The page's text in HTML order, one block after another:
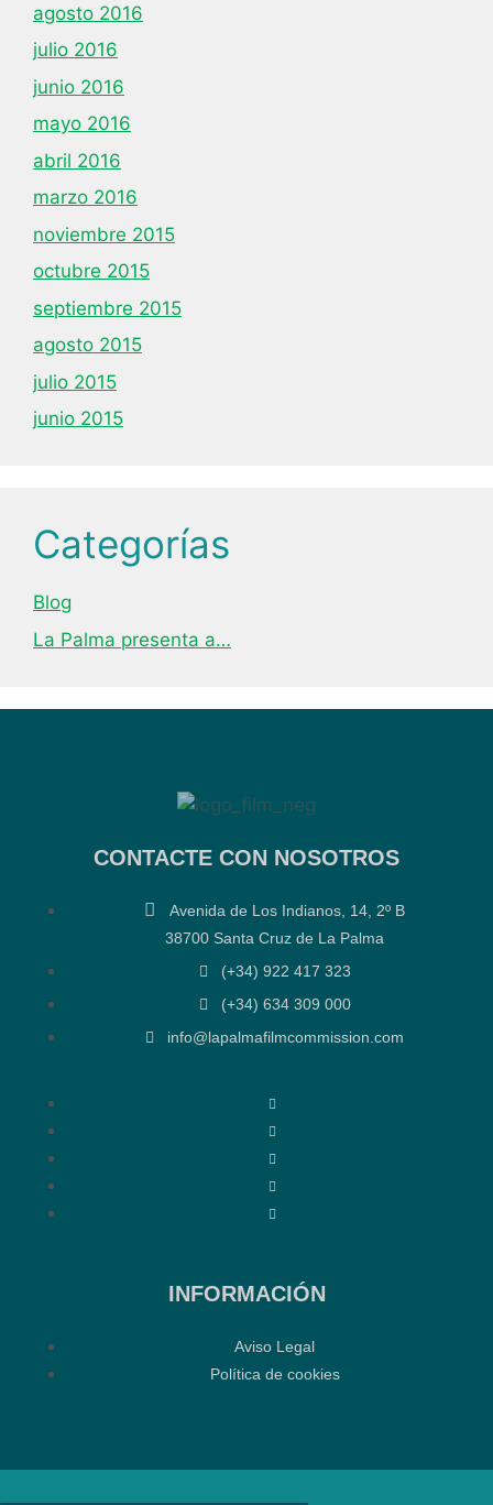
agosto 2016
julio 2016
junio 2016
mayo 2016
abril 2016
marzo 2016
noviembre 2015
octubre 2015
septiembre 2015
agosto 2015
julio 2015
junio 2015
Categorías
Blog
La Palma presenta a…
CONTACTE CON NOSOTROS
Avenida de Los Indianos, 14, 2º B
38700 Santa Cruz de La Palma
(+34) 922 417 323
(+34) 634 309 000
info@lapalmafilmcommission.com
INFORMACIÓN
Aviso Legal
Política de cookies